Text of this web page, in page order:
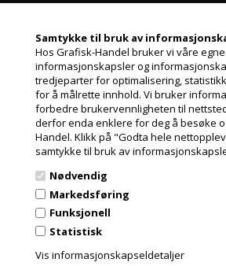
Samtykke til bruk av
Hos Grafisk-Handel bruker vi våre egne
informasjonskapsler og
tredjeparter for optimalisering,
for å målrette innhold. Vi bruker
forbedre brukervennligheten til
derfor enda enklere for deg å besøke
Handel. Klikk på "Godta hele
samtykke til bruk av
Nødvendig
Markedsføring
Funksjonell
Statistisk
Vis informasjonskapseldetaljer
Toll- og avgiftsregler
Leasing
Papirformater og ICC
GDPR
Nyheder fra Grafisk-
Miljøbidrag